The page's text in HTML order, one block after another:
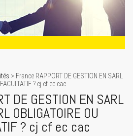
> France RAPPORT DE GESTION EN SARL
? cj cf ec cac
DE GESTION EN SARL
OBLIGATOIRE OU
? cj cf ec cac